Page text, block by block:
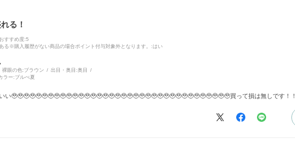
る！
おすすめ度:5
る※購入履歴がない商品の場合ポイント付与対象外となります。 :はい
裸眼の色:ブラウン 出目・奥目:奥目
ラー:ブルべ夏
い🥹🥹🥹🥹🥹🥹🥹🥹🥹🥹🥹🥹🥹🥹🥹🥹🥹🥹🥹🥹🥹🥹🥹🥹🥹🥹🥹🥹🥹🥹🥹🥹🥹🥹🥹🥹買って損は無しです！！